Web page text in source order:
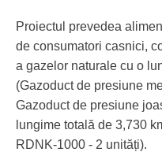
Proiectul prevedea
de consumatori casnici,
а gazelor naturale cu о
(Gazoduct de presiune
Gazoduct de presiune
lungime totală de 3,730
RDNK-1000 - 2 unități).